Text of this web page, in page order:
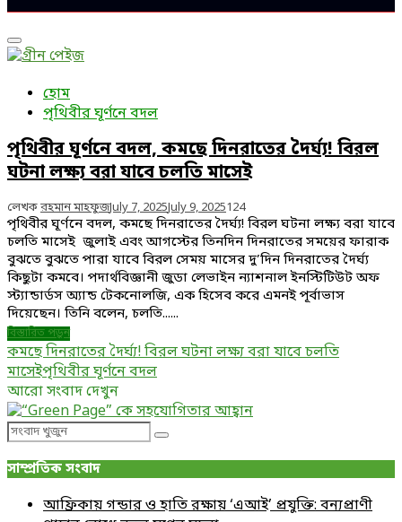
Primary
Menu
হোম
পৃথিবীর ঘূর্ণনে বদল
পৃথিবীর ঘূর্ণনে বদল, কমছে দিনরাতের দৈর্ঘ্য! বিরল
ঘটনা লক্ষ্য বরা যাবে চলতি মাসেই
লেখকরহমান মাহফুজJuly 7, 2025July 9, 2025124
পৃথিবীর ঘূর্ণনে বদল, কমছে দিনরাতের দৈর্ঘ্য! বিরল ঘটনা লক্ষ্য বরা যাবে
চলতি মাসেই জুলাই এবং আগস্টের তিনদিন দিনরাতের সময়ের ফারাক
বুঝতে বুঝতে পারা যাবে বিরল সেময় মাসের দু’দিন দিনরাতের দৈর্ঘ্য
কিছুটা কমবে। পদার্থবিজ্ঞানী জুডা লেভাইন ন্যাশনাল ইনস্টিটিউট অফ
স্ট্যান্ডার্ডস অ্যান্ড টেকনোলজি, এক হিসেব করে এমনই পূর্বাভাস
দিয়েছেন। তিনি বলেন, চলতি......
বিস্তারিত পড়ুন
কমছে দিনরাতের দৈর্ঘ্য! বিরল ঘটনা লক্ষ্য বরা যাবে চলতি
মাসেইপৃথিবীর ঘূর্ণনে বদল
আরো সংবাদ দেখুন
Search
Search
সাম্প্রতিক সংবাদ
আফ্রিকায় গন্ডার ও হাতি রক্ষায় ‘এআই’ প্রযুক্তি: বন্যপ্রাণী